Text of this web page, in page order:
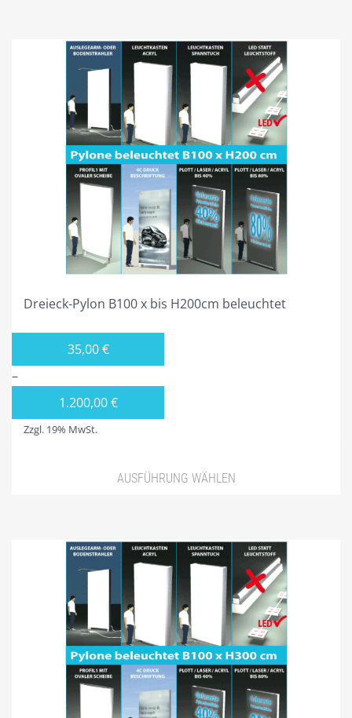
DREIECK PYLONE B200CM
DREIECK PYLONE B250CM
DREIECK PYLONE B300CM
DREIECK PYLONE B100CM BELEUCHTET
DREIECK PYLONE B125CM BELEUCHTET
DREIECK PYLONE B150CM BELEUCHTET
DREIECK PYLONE B200CM BELEUCHTET
DREIECK PYLONE B250CM BELEUCHTET
DREIECK PYLONE B300CM BELEUCHTET
PROJEKTIERUNG
4ECK-PYLONE
VIERECK PYLONE B100 CM
VIERECK PYLONE B125CM
VIERECK PYLONE B300CM
VIERECK PYLONE B100CM BELEUCHTET
VIERECK PYLONE B125CM BELEUCHTET
VIERECK PYLONE B150CM BELEUCHTET
VIERECK PYLONE B200CM BELEUCHTET
VIERECK PYLONE B250CM BELEUCHTET
Dreieck-Pylon B100 x bis H200cm beleuchtet
35,00€
–
1.200,00€
Zzgl. 19% MwSt.
AUSFÜHRUNG WÄHLEN